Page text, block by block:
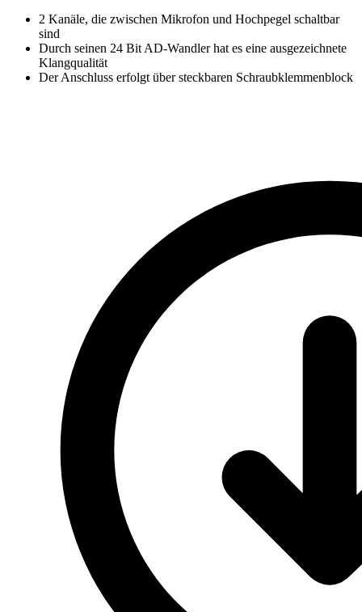
2 Kanäle, die zwischen Mikrofon und Hochpegel schaltbar
sind
Durch seinen 24 Bit AD-Wandler hat es eine ausgezeichnete
Klangqualität
Der Anschluss erfolgt über steckbaren Schraubklemmenblock